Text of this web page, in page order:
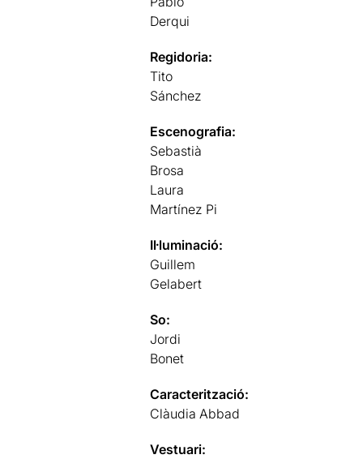
Derqui
Regidoria:
Tito
Sánchez
Escenografia:
Sebastià
Brosa
Laura
Martínez Pi
Il·luminació:
Guillem
Gelabert
So:
Jordi
Bonet
Caracterització:
Clàudia Abbad
Vestuari: